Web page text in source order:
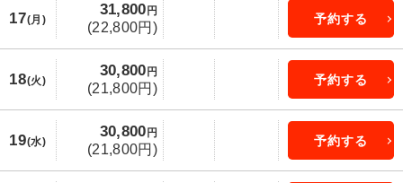
17(月)
31,800 円
(22,800円)
予約する
18(火)
30,800 円
(21,800円)
予約する
19(水)
30,800 円
(21,800円)
予約する